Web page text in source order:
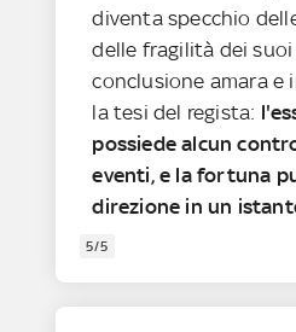
diventa specchio
delle fragilità dei suoi
conclusione amara e
la tesi del regista:
possiede alcun
eventi, e la fortuna
direzione in un
5/5